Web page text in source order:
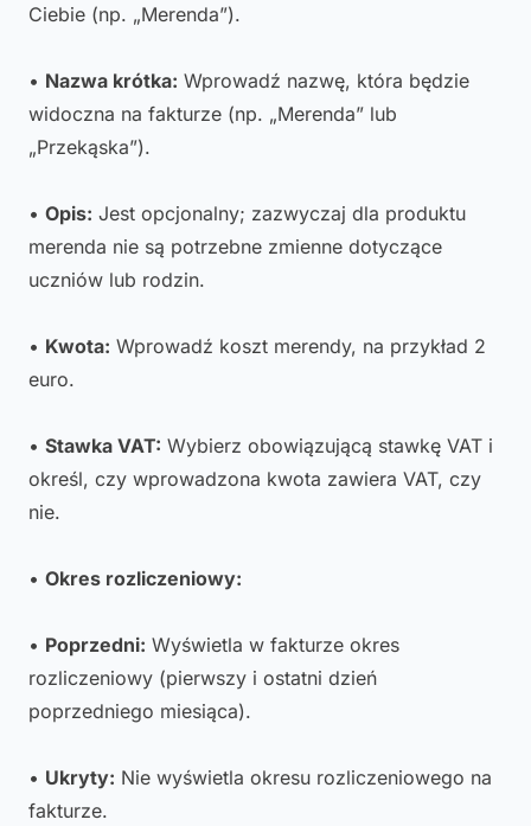
Ciebie (np. „Merenda”).
• Nazwa krótka: Wprowadź nazwę, która będzie
widoczna na fakturze (np. „Merenda” lub
„Przekąska”).
• Opis: Jest opcjonalny; zazwyczaj dla produktu
merenda nie są potrzebne zmienne dotyczące
uczniów lub rodzin.
• Kwota: Wprowadź koszt merendy, na przykład 2
euro.
• Stawka VAT: Wybierz obowiązującą stawkę VAT i
określ, czy wprowadzona kwota zawiera VAT, czy
nie.
• Okres rozliczeniowy:
• Poprzedni: Wyświetla w fakturze okres
rozliczeniowy (pierwszy i ostatni dzień
poprzedniego miesiąca).
• Ukryty: Nie wyświetla okresu rozliczeniowego na
fakturze.